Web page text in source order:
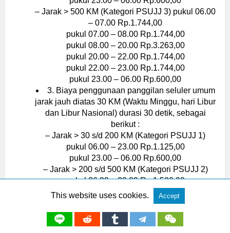
– Jarak > 500 KM (Kategori PSUJJ 3) pukul 06.00
– 07.00 Rp.1.744,00
pukul 07.00 – 08.00 Rp.1.744,00
pukul 08.00 – 20.00 Rp.3.263,00
pukul 20.00 – 22.00 Rp.1.744,00
pukul 22.00 – 23.00 Rp.1.744,00
pukul 23.00 – 06.00 Rp.600,00
3. Biaya penggunaan panggilan seluler umum
jarak jauh diatas 30 KM (Waktu Minggu, hari Libur
dan Libur Nasional) durasi 30 detik, sebagai
berikut :
– Jarak > 30 s/d 200 KM (Kategori PSUJJ 1)
pukul 06.00 – 23.00 Rp.1.125,00
pukul 23.00 – 06.00 Rp.600,00
– Jarak > 200 s/d 500 KM (Kategori PSUJJ 2)
pukul 06.00 – 23.00 Rp.1.500,00
pukul 23.00 – 06.00 Rp.600,00
– Jarak > 500 KM (Kategori PSUJJ 3)
pukul 06.00 – 23.00 Rp.1.744,00
pukul 23.00 – 06.00 Rp.600,00
This website uses cookies. Accept